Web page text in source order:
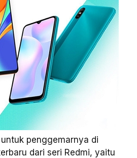
penggemarnya di
dari seri Redmi, yaitu